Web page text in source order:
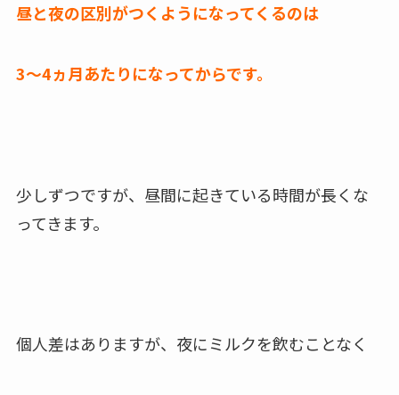
昼と夜の区別がつくようになってくるのは
3〜4ヵ月あたりになってからです。
少しずつですが、昼間に起きている時間が長くな
ってきます。
個人差はありますが、 夜にミルクを飲むことなく